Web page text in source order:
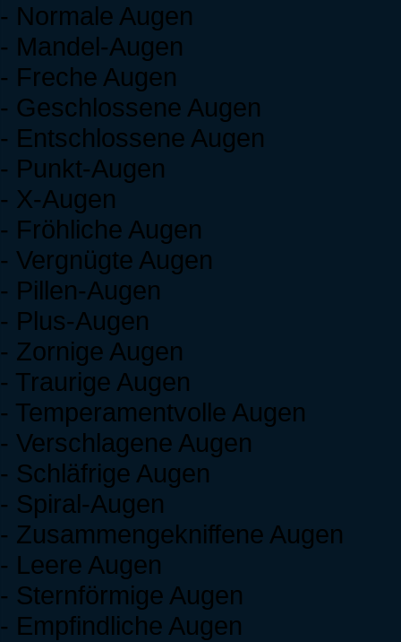
- Normale Augen
- Mandel-Augen
- Freche Augen
- Geschlossene Augen
- Entschlossene Augen
- Punkt-Augen
- X-Augen
- Fröhliche Augen
- Vergnügte Augen
- Pillen-Augen
- Plus-Augen
- Zornige Augen
- Traurige Augen
- Temperamentvolle Augen
- Verschlagene Augen
- Schläfrige Augen
- Spiral-Augen
- Zusammengekniffene Augen
- Leere Augen
- Sternförmige Augen
- Empfindliche Augen